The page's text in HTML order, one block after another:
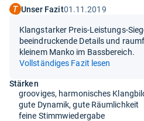
Unser Fazit01.11.2019
Klangstarker Preis-Leistungs-
beeindruckende Details und
kleinem Manko im Bassbereich.
Vollständiges Fazit lesen
Stärken
grooviges, harmonisches
gute Dynamik, gute Räumlichkeit
feine Stimmwiedergabe